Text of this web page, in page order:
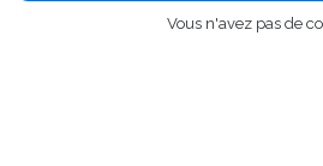
Vous n'avez pas de